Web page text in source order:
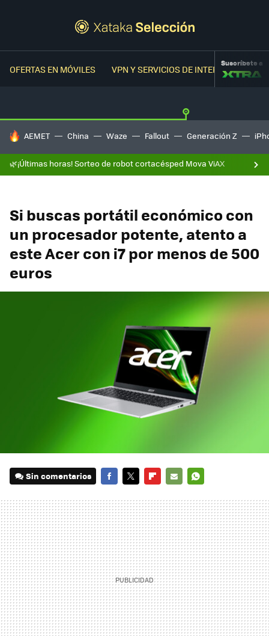
OFERTAS EN MÓVILES VPN Y SERVICIOS DE INTERNETSuscríbete a
HOY SE HABLA DE
AEMET China Waze Fallout Generación Z
🌿¡Últimas horas! Sorteo de robot cortacésped Mova ViAX
Si buscas portátil económico con
un procesador potente, atento a
este Acer con i7 por menos de 500
euros
Sin comentarios
MAIL